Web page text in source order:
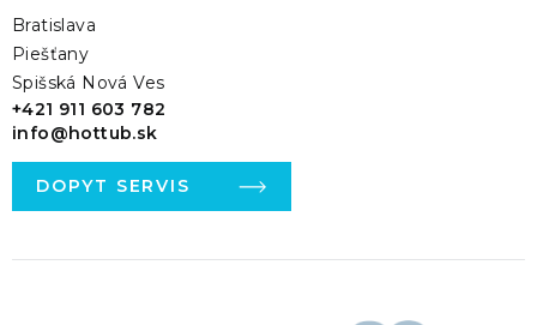
Bratislava
Piešťany
Spišská Nová Ves
+421 911 603 782
info@hottub.sk
DOPYT SERVIS